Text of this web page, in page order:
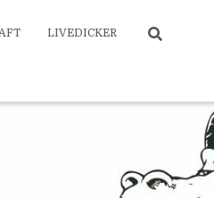
LIVEDICKER